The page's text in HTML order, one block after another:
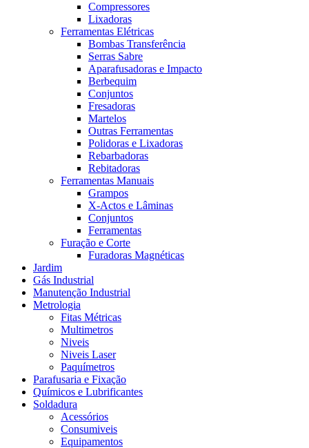
Compressores
Lixadoras
Ferramentas Elétricas
Bombas Transferência
Serras Sabre
Aparafusadoras e Impacto
Berbequim
Conjuntos
Fresadoras
Martelos
Outras Ferramentas
Polidoras e Lixadoras
Rebarbadoras
Rebitadoras
Ferramentas Manuais
Grampos
X-Actos e Lâminas
Conjuntos
Ferramentas
Furação e Corte
Furadoras Magnéticas
Jardim
Gás Industrial
Manutenção Industrial
Metrologia
Fitas Métricas
Multimetros
Niveis
Niveis Laser
Paquímetros
Parafusaria e Fixação
Químicos e Lubrificantes
Soldadura
Acessórios
Consumiveis
Equipamentos